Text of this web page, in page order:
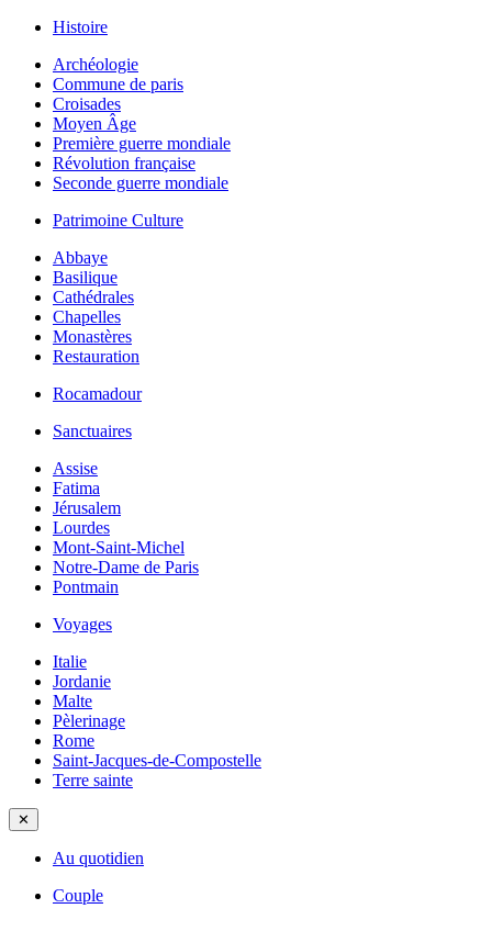
Histoire
Archéologie
Commune de paris
Croisades
Moyen Âge
Première guerre mondiale
Révolution française
Seconde guerre mondiale
Patrimoine Culture
Abbaye
Basilique
Cathédrales
Chapelles
Monastères
Restauration
Rocamadour
Sanctuaires
Assise
Fatima
Jérusalem
Lourdes
Mont-Saint-Michel
Notre-Dame de Paris
Pontmain
Voyages
Italie
Jordanie
Malte
Pèlerinage
Rome
Saint-Jacques-de-Compostelle
Terre sainte
✕
Au quotidien
Couple